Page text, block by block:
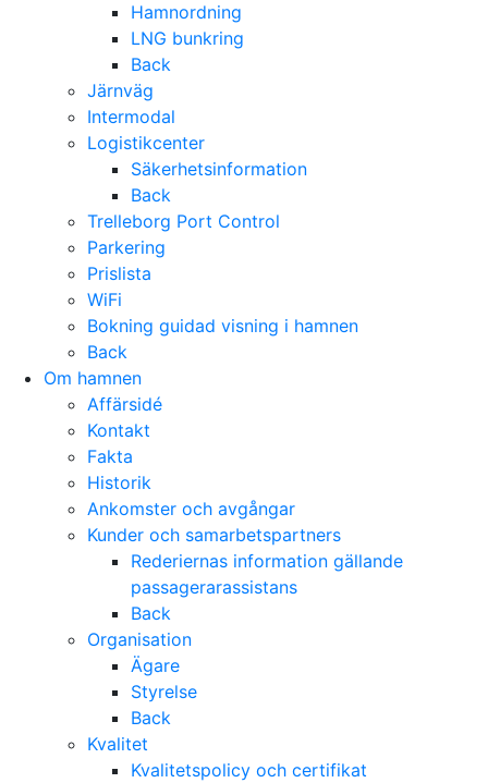
Hamnordning
LNG bunkring
Back
Järnväg
Intermodal
Logistikcenter
Säkerhetsinformation
Back
Trelleborg Port Control
Parkering
Prislista
WiFi
Bokning guidad visning i hamnen
Back
Om hamnen
Affärsidé
Kontakt
Fakta
Historik
Ankomster och avgångar
Kunder och samarbetspartners
Rederiernas information gällande
passagerarassistans
Back
Organisation
Ägare
Styrelse
Back
Kvalitet
Kvalitetspolicy och certifikat